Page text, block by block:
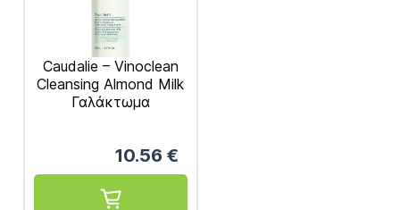
Caudalie – Vinoclean
Cleansing Almond Milk
Γαλάκτωμα
10.56 €